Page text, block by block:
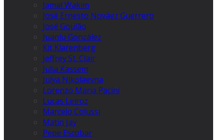
Jamal Wakim
José Ernesto Nováez Guerrero
José Goulão
Juanlu González
Kit Klarenberg
Jeffrey St. Clair
Julia Kassem
Julya Nikolaevna
Lorenzo Maria Pacini
Lucas Leiroz
Marcelo Colussi
Matin Jay
Pepe Escobar